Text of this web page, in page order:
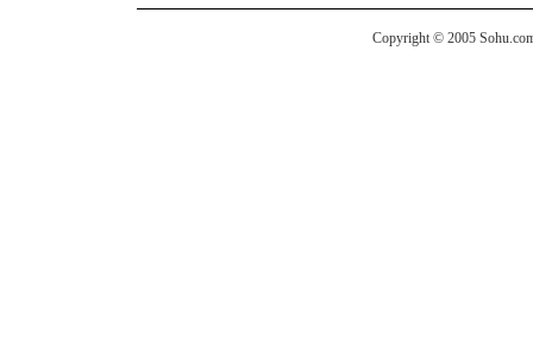
Copyright © 2005